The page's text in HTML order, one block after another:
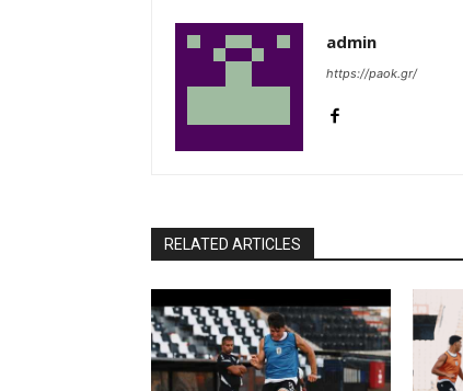
admin
https://paok.gr/
RELATED ARTICLES